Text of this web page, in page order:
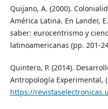
Quijano, A. (2000).
América Latina. En Lander,
saber: eurocentrismo y
latinoamericanas (pp. 201-
Quintero, P. (2014).
Antropología Experimental,
https://